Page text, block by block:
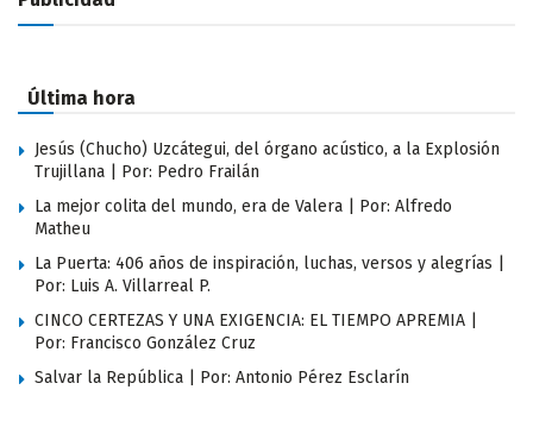
Última hora
Jesús (Chucho) Uzcátegui, del órgano acústico, a la Explosión
Trujillana | Por: Pedro Frailán
La mejor colita del mundo, era de Valera | Por: Alfredo
Matheu
La Puerta: 406 años de inspiración, luchas, versos y alegrías |
Por: Luis A. Villarreal P.
CINCO CERTEZAS Y UNA EXIGENCIA: EL TIEMPO APREMIA |
Por: Francisco González Cruz
Salvar la República | Por: Antonio Pérez Esclarín